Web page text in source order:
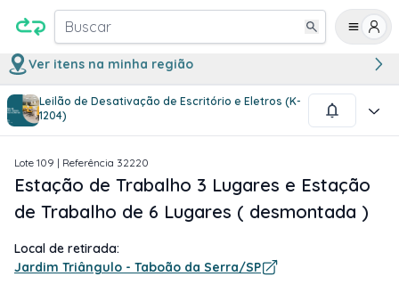
Buscar
Ver itens na minha região
Leilão de Desativação de Escritório e Eletros (K-
1204)
1/6
Lote 109 | Referência 32220
Estação de Trabalho 3 Lugares e Estação
de Trabalho de 6 Lugares ( desmontada )
Local de retirada:
Jardim Triângulo - Taboão da Serra/SP